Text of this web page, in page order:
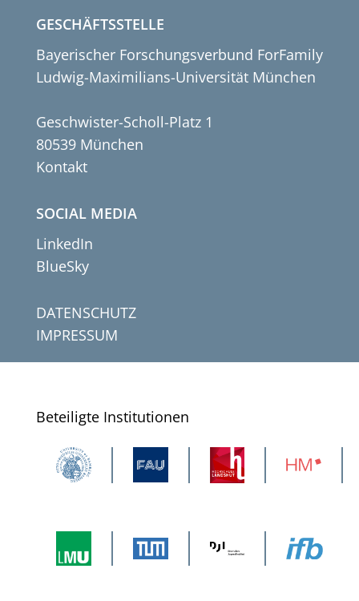
GESCHÄFTSSTELLE
Bayerischer Forschungsverbund ForFamily
Ludwig-Maximilians-Universität München
Geschwister-Scholl-Platz 1
80539 München
Kontakt
SOCIAL MEDIA
LinkedIn
BlueSky
DATENSCHUTZ
IMPRESSUM
Beteiligte Institutionen